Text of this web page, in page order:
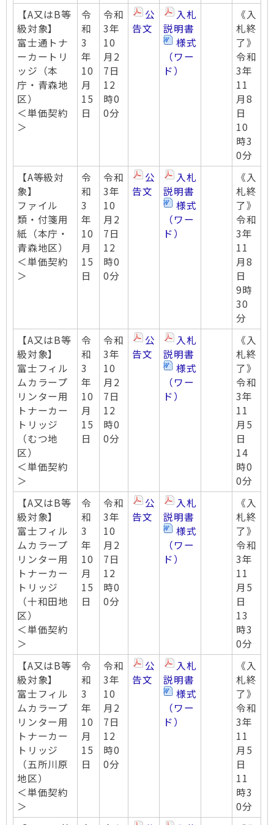
【A又はB等
級対象】
富士通トナ
ーカートリ
ッジ（本
庁・青森地
区）
＜単価契約
＞
令
和
3
年
10
月
15
日
令和
3年
10
月2
7日
12
時0
0分
公
告文
入札
説明書
様式
（ワー
ド）
《入
札終
了》
令和
3年
11
月8
日
10
時3
0分
【A等級対
象】
ファイル
類・付箋用
紙（本庁・
青森地区）
＜単価契約
＞
令
和
3
年
10
月
15
日
令和
3年
10
月2
7日
12
時0
0分
公
告文
入札
説明書
様式
（ワー
ド）
《入
札終
了》
令和
3年
11
月8
日
9時
30
分
【A又はB等
級対象】
富士フィル
ムカラープ
リンター用
トナーカー
トリッジ
（むつ地
区）
＜単価契約
＞
令
和
3
年
10
月
15
日
令和
3年
10
月2
7日
12
時0
0分
公
告文
入札
説明書
様式
（ワー
ド）
《入
札終
了》
令和
3年
11
月5
日
14
時0
0分
【A又はB等
級対象】
富士フィル
ムカラープ
リンター用
トナーカー
トリッジ
（十和田地
区）
＜単価契約
＞
令
和
3
年
10
月
15
日
令和
3年
10
月2
7日
12
時0
0分
公
告文
入札
説明書
様式
（ワー
ド）
《入
札終
了》
令和
3年
11
月5
日
13
時3
0分
【A又はB等
級対象】
富士フィル
ムカラープ
リンター用
トナーカー
トリッジ
（五所川原
地区）
＜単価契約
＞
令
和
3
年
10
月
15
日
令和
3年
10
月2
7日
12
時0
0分
公
告文
入札
説明書
様式
（ワー
ド）
《入
札終
了》
令和
3年
11
月5
日
11
時3
0分